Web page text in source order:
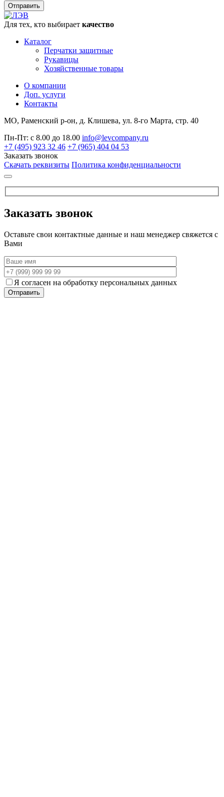
Для тех, кто выбирает качество
Каталог
Перчатки защитные
Рукавицы
Хозяйственные товары
О компании
Доп. услуги
Контакты
МО, Раменский р-он, д. Клишева, ул. 8-го Марта, стр. 40
Пн-Пт: с 8.00 до 18.00 info@levcompany.ru
+7 (495) 923 32 46 +7 (965) 404 04 53
Заказать звонок
Скачать реквизиты Политика конфиденциальности
Заказать звонок
Оставьте свои контактные данные и наш менеджер свяжется с
Вами
Я согласен на обработку персональных данных